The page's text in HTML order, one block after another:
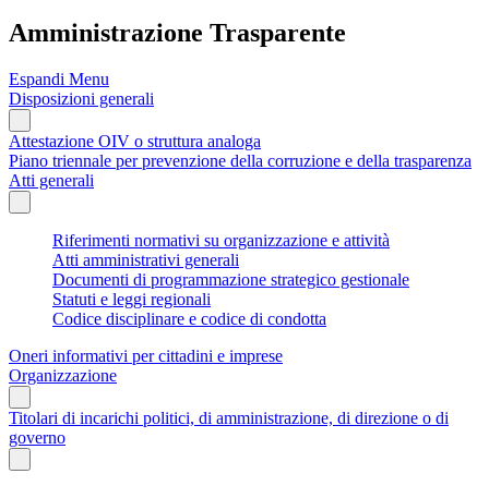
Amministrazione Trasparente
Espandi Menu
Disposizioni generali
Attestazione OIV o struttura analoga
Piano triennale per prevenzione della corruzione e della trasparenza
Atti generali
Riferimenti normativi su organizzazione e attività
Atti amministrativi generali
Documenti di programmazione strategico gestionale
Statuti e leggi regionali
Codice disciplinare e codice di condotta
Oneri informativi per cittadini e imprese
Organizzazione
Titolari di incarichi politici, di amministrazione, di direzione o di
governo